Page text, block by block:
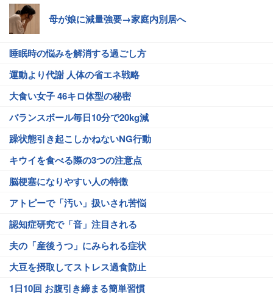
母が娘に減量強要→家庭内別居へ
睡眠時の悩みを解消する過ごし方
運動より代謝 人体の省エネ戦略
大食い女子 46キロ体型の秘密
バランスボール毎日10分で20kg減
躁状態引き起こしかねないNG行動
キウイを食べる際の3つの注意点
脳梗塞になりやすい人の特徴
アトピーで「汚い」扱いされ苦悩
認知症研究で「音」注目される
夫の「産後うつ」にみられる症状
大豆を摂取してストレス過食防止
1日10回 お腹引き締まる簡単習慣